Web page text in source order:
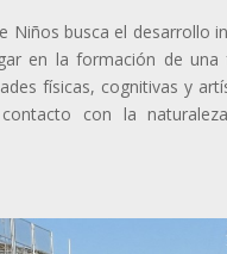
Niños busca el desarrollo
en la formación de una
físicas, cognitivas y
con la